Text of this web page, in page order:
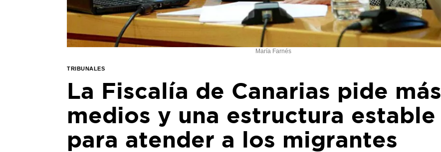
María Farnés
TRIBUNALES
La Fiscalía de Canarias pide más
medios y una estructura estable
para atender a los migrantes